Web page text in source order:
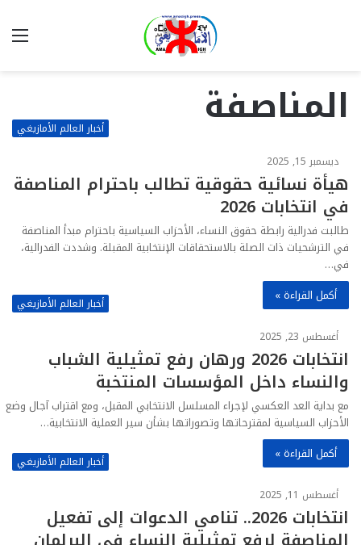
المناصفة
أخبار العالم الأمازيغي
ديسمبر 15, 2025
هيأة نسائية حقوقية تطالب باحترام المناصفة
في انتخابات 2026
طالبت فدرالية رابطة حقوق النساء، الأحزاب السياسية باحترام مبدأ المناصفة
في الترشحيات ذات الصلة بالاستحقاقات الإنتخابية المقبلة. وشددت الفدرالية،
في…
أكمل القراءة »
أخبار العالم الأمازيغي
أغسطس 23, 2025
انتخابات 2026 ورهان رفع تمثيلية الشباب
والنساء داخل المؤسسات المنتخبة
مع بداية العد العكسي لإجراء المسلسل الانتخابي المقبل، ومع اقتراب آجال وضع
الأحزاب السياسية لمقترحاتها وتصوراتها بشأن سير العملية الانتخابية…
أكمل القراءة »
أخبار العالم الأمازيغي
أغسطس 11, 2025
انتخابات 2026.. تنامي الدعوات إلى تفعيل